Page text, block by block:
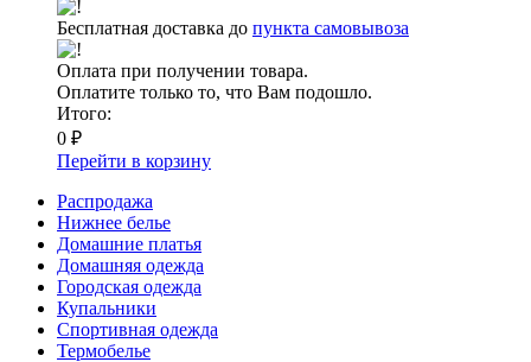
Бесплатная доставка до пункта самовывоза
Оплата при получении товара.
Оплатите только то, что Вам подошло.
Итого:
0 ₽
Перейти в корзину
Распродажа
Нижнее белье
Домашние платья
Домашняя одежда
Городская одежда
Купальники
Спортивная одежда
Термобелье